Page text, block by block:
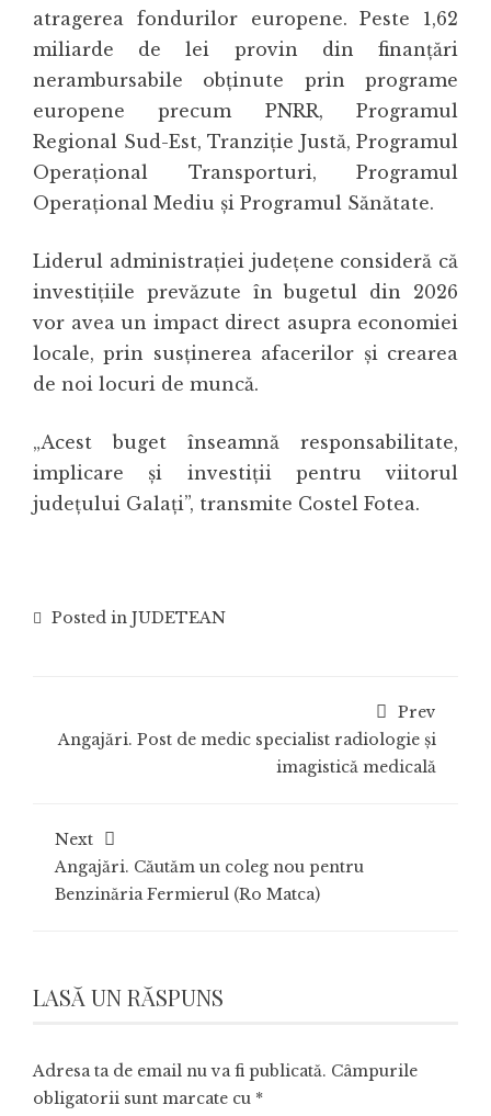
atragerea fondurilor europene. Peste 1,62
miliarde de lei provin din finanțări
nerambursabile obținute prin programe
europene precum PNRR, Programul
Regional Sud-Est, Tranziție Justă, Programul
Operațional Transporturi, Programul
Operațional Mediu și Programul Sănătate.
Liderul administrației județene consideră că
investițiile prevăzute în bugetul din 2026
vor avea un impact direct asupra economiei
locale, prin susținerea afacerilor și crearea
de noi locuri de muncă.
„Acest buget înseamnă responsabilitate,
implicare și investiții pentru viitorul
județului Galați”, transmite Costel Fotea.
Posted in JUDETEAN
Prev
Angajări. Post de medic specialist radiologie și
imagistică medicală
Next
Angajări. Căutăm un coleg nou pentru
Benzinăria Fermierul (Ro Matca)
LASĂ UN RĂSPUNS
Adresa ta de email nu va fi publicată. Câmpurile
obligatorii sunt marcate cu *